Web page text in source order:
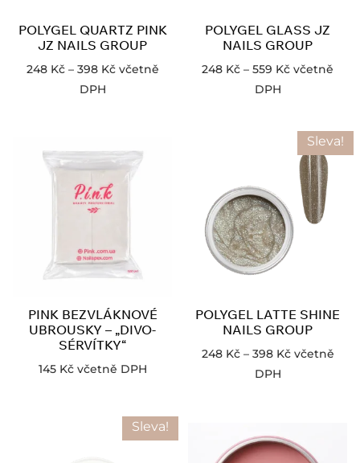
POLYGEL QUARTZ PINK
JZ NAILS GROUP
248 Kč – 398 Kč včetně
DPH
POLYGEL GLASS JZ
NAILS GROUP
248 Kč – 559 Kč včetně
DPH
PINK BEZVLÁKNOVÉ
UBROUSKY – „DIVO-
SÉRVÍTKY“
145 Kč včetně DPH
Sleva!
POLYGEL LATTE SHINE
NAILS GROUP
248 Kč – 398 Kč včetně
DPH
Sleva!